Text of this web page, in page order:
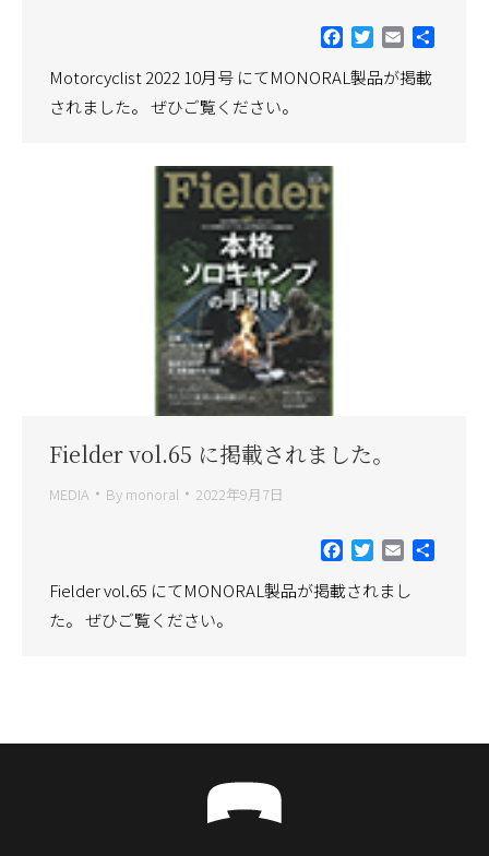
Facebook
Twitter
Email
Motorcyclist 2022 10月号 にてMONORAL製品が掲載
されました。 ぜひご覧ください。
Fielder vol.65 に掲載されました。
MEDIA By monoral 2022年9月7日
Facebook
Twitter
Email
Fielder vol.65 にてMONORAL製品が掲載されまし
た。 ぜひご覧ください。